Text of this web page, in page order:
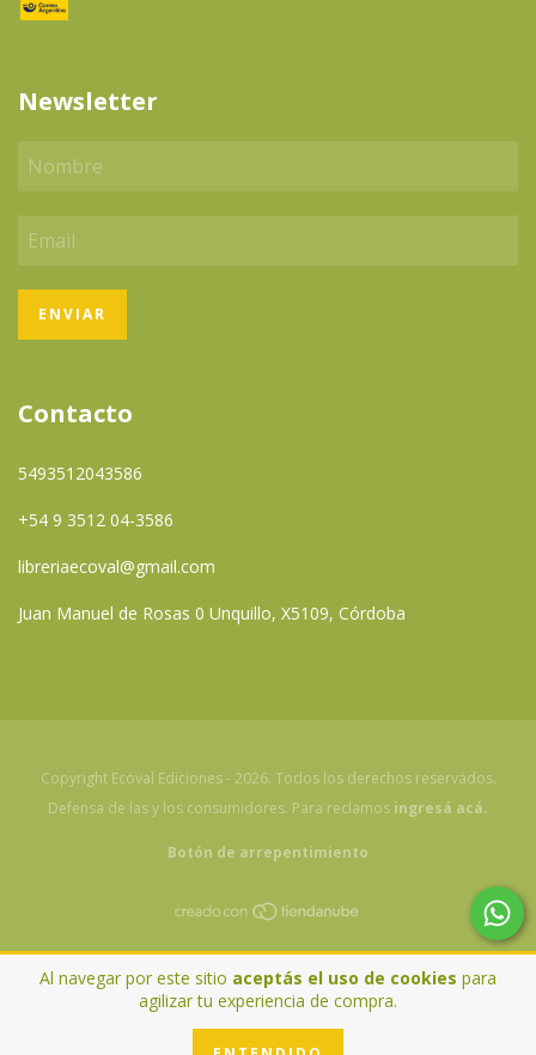
Al navegar por este sitio aceptás el uso de cookies para
agilizar tu experiencia de compra.
Newsletter
Contacto
5493512043586
+54 9 3512 04-3586
libreriaecoval@gmail.com
Juan Manuel de Rosas 0 Unquillo, X5109, Córdoba
Copyright Ecoval Ediciones - 2026. Todos los derechos reservados.
Defensa de las y los consumidores. Para reclamos ingresá acá.
Botón de arrepentimiento